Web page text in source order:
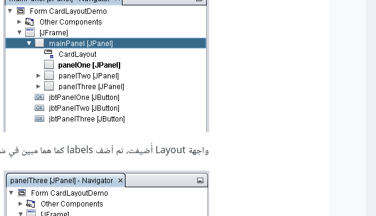
واجهة Layout أُضيفت، ثم أضف labels كما هما مبين في شجرة الملفات jLabel1 ،jLabel2 و jLabel3.